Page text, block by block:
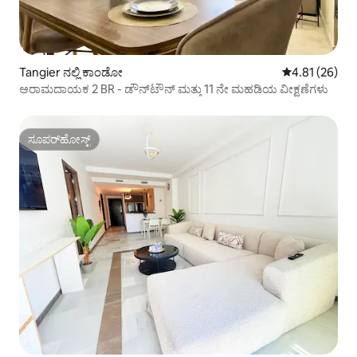
Tangier ನಲ್ಲಿ ಕಾಂಡೋ 5 ರಲ್ಲಿ 4.81
4.81 (26)
ಆರಾಮದಾಯಕ 2 BR - ಡೌನ್‌ಟೌನ್ ಮತ್ತು 11 ನೇ ಮಹಡಿಯ ವೀಕ್ಷಣೆಗಳು
ಸೂಪರ್‌ಹೋಸ್ಟ್
ಸೂಪರ್‌ಹೋಸ್ಟ್